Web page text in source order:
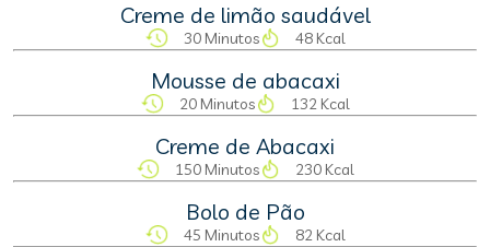
Creme de limão saudável
30 Minutos 48 Kcal
Mousse de abacaxi
20 Minutos 132 Kcal
Creme de Abacaxi
150 Minutos 230 Kcal
Bolo de Pão
45 Minutos 82 Kcal